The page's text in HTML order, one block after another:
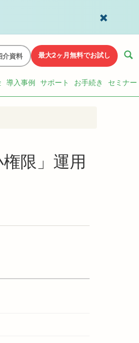
介資料 最大2ヶ月無料でお試し
導入事例 サポート お手続き セミナー
限」運用